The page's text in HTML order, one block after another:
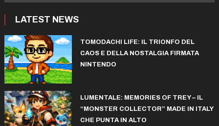
LATEST NEWS
TOMODACHI LIFE: IL TRIONFO DEL
CAOS E DELLA NOSTALGIA FIRMATA
NINTENDO
LUMENTALE: MEMORIES OF TREY – IL
“MONSTER COLLECTOR” MADE IN ITALY
CHE PUNTA IN ALTO